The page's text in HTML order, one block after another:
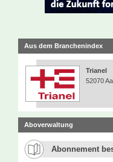
Aus dem Branchenindex
Trianel
52070
Aboverwaltung
Abonnement